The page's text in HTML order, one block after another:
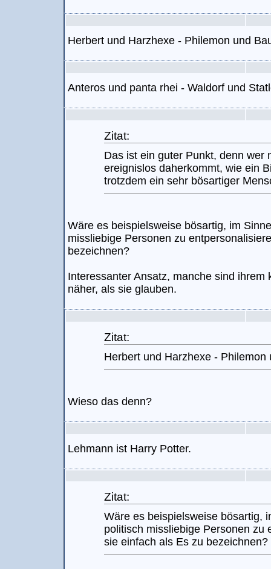
Herbert und Harzhexe - Philemon und
Anteros und panta rhei - Waldorf und
Zitat:
Das ist ein guter Punkt, denn wer
ereignislos daherkommt, wie ein
trotzdem ein sehr bösartiger
Wäre es beispielsweise bösartig, im
missliebige Personen zu
bezeichnen?
Interessanter Ansatz, manche sind ihrem
näher, als sie glauben.
Zitat:
Herbert und Harzhexe - Philemon
Wieso das denn?
Lehmann ist Harry Potter.
Zitat:
Wäre es beispielsweise bösartig,
politisch missliebige Personen zu
sie einfach als Es zu bezeichnen?